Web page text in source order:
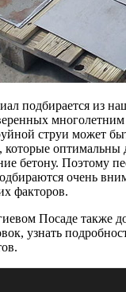
подбирается из
многолетним
струи может
которые оптимальны
бетону. Поэтому
очень
факторов.
Посаде также
узнать